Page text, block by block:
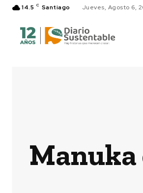
14.5 C Santiago Jueves, Agosto 6,
Manuka